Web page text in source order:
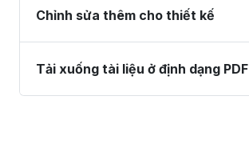
Chỉnh sửa thêm cho thiết kế
Tải xuống tài liệu ở định dạng PDF